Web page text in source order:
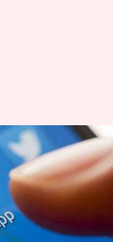
देख सकेंगे
आ रहा है